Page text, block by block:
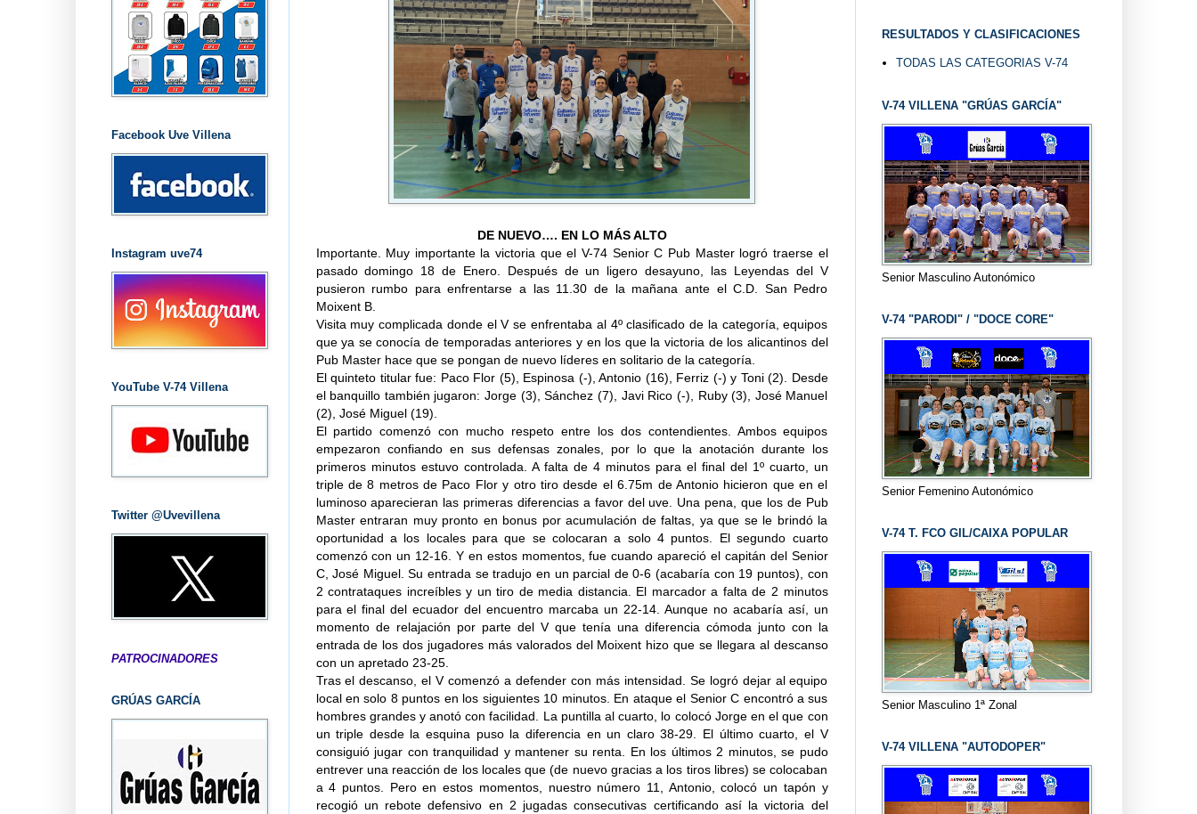
DE NUEVO…. EN LO MÁS ALTO
Importante. Muy importante la victoria que el V-74 Senior C Pub Master logró traerse el
pasado domingo 18 de Enero. Después de un ligero desayuno, las Leyendas del V
pusieron rumbo para enfrentarse a las 11.30 de la mañana ante el C.D. San Pedro
Moixent B.
Visita muy complicada donde el V se enfrentaba al 4º clasificado de la categoría, equipos
que ya se conocía de temporadas anteriores y en los que la victoria de los alicantinos del
Pub Master hace que se pongan de nuevo líderes en solitario de la categoría.
El quinteto titular fue: Paco Flor (5), Espinosa (-), Antonio (16), Ferriz (-) y Toni (2). Desde
el banquillo también jugaron: Jorge (3), Sánchez (7), Javi Rico (-), Ruby (3), José Manuel
(2), José Miguel (19).
El partido comenzó con mucho respeto entre los dos contendientes. Ambos equipos
empezaron confiando en sus defensas zonales, por lo que la anotación durante los
primeros minutos estuvo controlada. A falta de 4 minutos para el final del 1º cuarto, un
triple de 8 metros de Paco Flor y otro tiro desde el 6.75m de Antonio hicieron que en el
luminoso aparecieran las primeras diferencias a favor del uve. Una pena, que los de Pub
Master entraran muy pronto en bonus por acumulación de faltas, ya que se le brindó la
oportunidad a los locales para que se colocaran a solo 4 puntos. El segundo cuarto
comenzó con un 12-16. Y en estos momentos, fue cuando apareció el capitán del Senior
C, José Miguel. Su entrada se tradujo en un parcial de 0-6 (acabaría con 19 puntos), con
2 contrataques increíbles y un tiro de media distancia. El marcador a falta de 2 minutos
para el final del ecuador del encuentro marcaba un 22-14. Aunque no acabaría así, un
momento de relajación por parte del V que tenía una diferencia cómoda junto con la
entrada de los dos jugadores más valorados del Moixent hizo que se llegara al descanso
con un apretado 23-25.
Tras el descanso, el V comenzó a defender con más intensidad. Se logró dejar al equipo
local en solo 8 puntos en los siguientes 10 minutos. En ataque el Senior C encontró a sus
hombres grandes y anotó con facilidad. La puntilla al cuarto, lo colocó Jorge en el que con
un triple desde la esquina puso la diferencia en un claro 38-29. El último cuarto, el V
consiguió jugar con tranquilidad y mantener su renta. En los últimos 2 minutos, se pudo
entrever una reacción de los locales que (de nuevo gracias a los tiros libres) se colocaban
a 4 puntos. Pero en estos momentos, nuestro número 11, Antonio, colocó un tapón y
recogió un rebote defensivo en 2 jugadas consecutivas certificando así la victoria del
Facebook Uve Villena
Instagram uve74
YouTube V-74 Villena
Twitter @Uvevillena
PATROCINADORES
GRÚAS GARCÍA
RESULTADOS Y CLASIFICACIONES
TODAS LAS CATEGORIAS V-74
V-74 VILLENA "GRÚAS GARCÍA"
Senior Masculino Autonómico
V-74 "PARODI" / "DOCE CORE"
Senior Femenino Autonómico
V-74 T. FCO GIL/CAIXA POPULAR
Senior Masculino 1ª Zonal
V-74 VILLENA "AUTODOPER"